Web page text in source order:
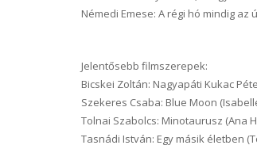
Némedi Emese: A régi hó mindig az
Jelentősebb filmszerepek:
Bicskei Zoltán: Nagyapáti Kukac
Szekeres Csaba: Blue Moon
Tolnai Szabolcs: Minotaurusz (Ana
Tasnádi István: Egy másik életben